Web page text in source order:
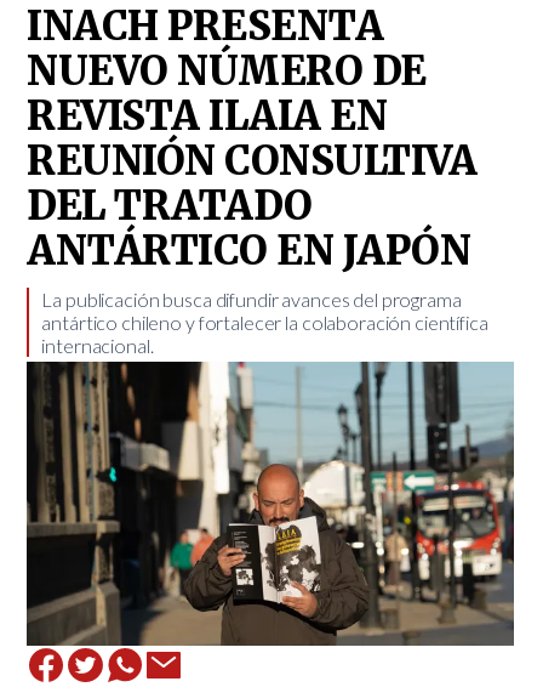
INACH PRESENTA
NUEVO NÚMERO DE
REVISTA ILAIA EN
REUNIÓN CONSULTIVA
DEL TRATADO
ANTÁRTICO EN JAPÓN
​La publicación busca difundir avances del programa
antártico chileno y fortalecer la colaboración científica
internacional.